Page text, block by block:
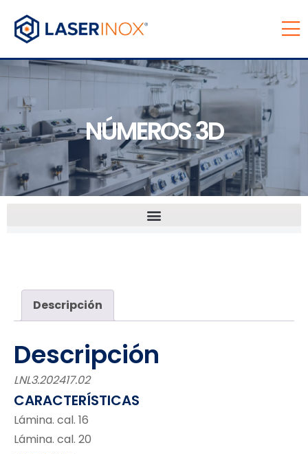
NÚMEROS 3D
Descripción
Descripción
LNL3.202417.02
CARACTERÍSTICAS
Lámina. cal. 16
Lámina. cal. 20